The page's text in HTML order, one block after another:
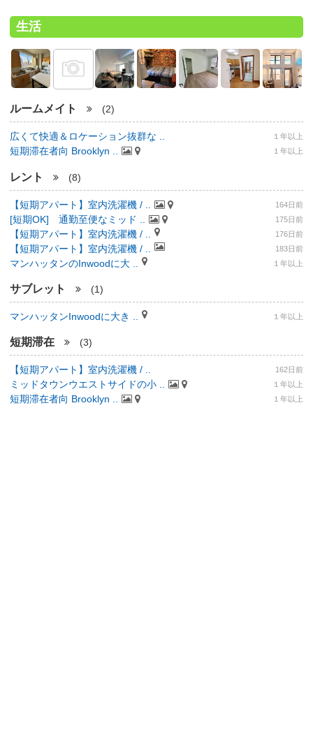
生活
ルームメイト (2)
広くて快適＆ロケーション抜群な .. １年以上
短期滞在者向 Brooklyn .. １年以上
レント (8)
【短期アパート】室内洗濯機 / .. 164日前
[短期OK] 通勤至便なミッド .. 175日前
【短期アパート】室内洗濯機 / .. 176日前
【短期アパート】室内洗濯機 / .. 183日前
マンハッタンのInwoodに大 .. １年以上
サブレット (1)
マンハッタンInwoodに大き .. １年以上
短期滞在 (3)
【短期アパート】室内洗濯機 / .. 162日前
ミッドタウンウエストサイドの小 .. １年以上
短期滞在者向 Brooklyn .. １年以上